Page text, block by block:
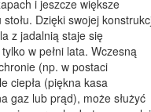
i jeszcze większe
Dzięki swojej
z jadalnią staje się
w pełni lata. Wczesną
(np. w postaci
ciepła (piękna kasa
gaz lub prąd), może służyć